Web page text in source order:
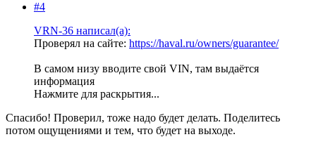
#4
VRN-36 написал(а):
Проверял на сайте: https://haval.ru/owners/guarantee/
В самом низу вводите свой VIN, там выдаётся
информация
Нажмите для раскрытия...
Спасибо! Проверил, тоже надо будет делать. Поделитесь
потом ощущениями и тем, что будет на выходе.